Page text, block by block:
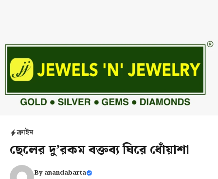
ক্রাইম
ছেলের দু’রকম বক্তব্য ঘিরে ধোঁয়াশা
Byanandabarta